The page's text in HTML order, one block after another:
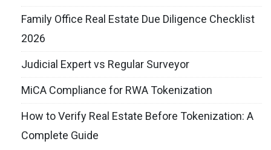
Family Office Real Estate Due Diligence Checklist
2026
Judicial Expert vs Regular Surveyor
MiCA Compliance for RWA Tokenization
How to Verify Real Estate Before Tokenization: A
Complete Guide